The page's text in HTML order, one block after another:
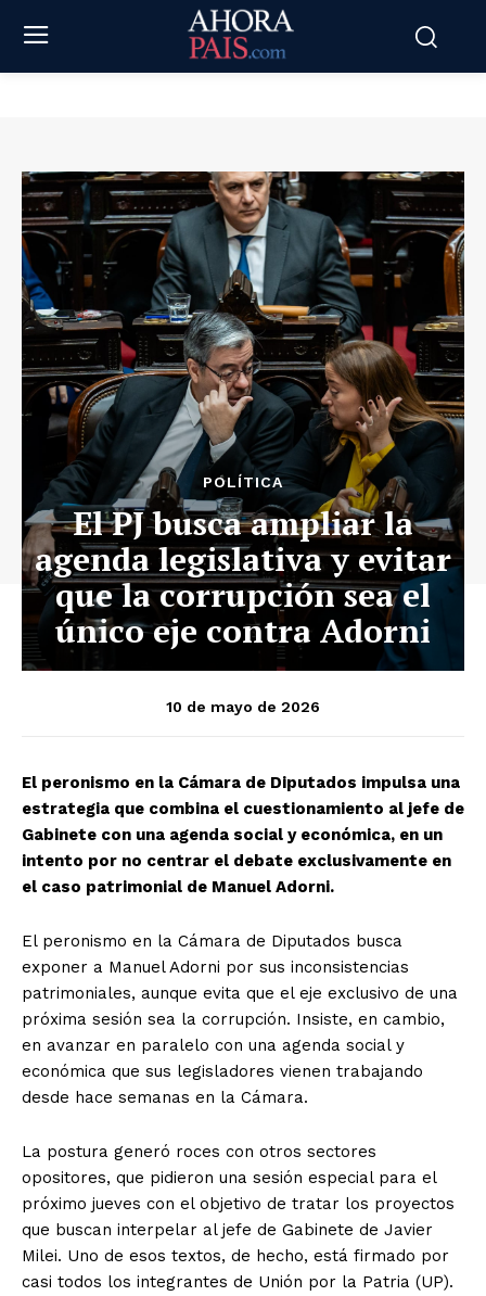
POLÍTICA
El PJ busca ampliar la
agenda legislativa y evitar
que la corrupción sea el
único eje contra Adorni
10 de mayo de 2026
El peronismo en la Cámara de Diputados impulsa una
estrategia que combina el cuestionamiento al jefe de
Gabinete con una agenda social y económica, en un
intento por no centrar el debate exclusivamente en
el caso patrimonial de Manuel Adorni.
El peronismo en la Cámara de Diputados busca
exponer a Manuel Adorni por sus inconsistencias
patrimoniales, aunque evita que el eje exclusivo de una
próxima sesión sea la corrupción. Insiste, en cambio,
en avanzar en paralelo con una agenda social y
económica que sus legisladores vienen trabajando
desde hace semanas en la Cámara.
La postura generó roces con otros sectores
opositores, que pidieron una sesión especial para el
próximo jueves con el objetivo de tratar los proyectos
que buscan interpelar al jefe de Gabinete de Javier
Milei. Uno de esos textos, de hecho, está firmado por
casi todos los integrantes de Unión por la Patria (UP).